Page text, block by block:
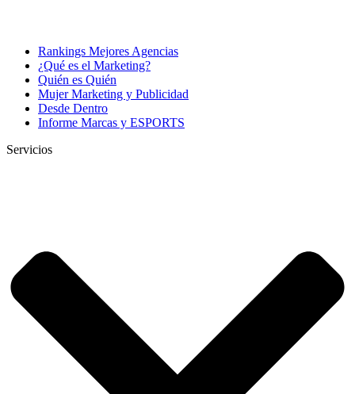
Rankings Mejores Agencias
¿Qué es el Marketing?
Quién es Quién
Mujer Marketing y Publicidad
Desde Dentro
Informe Marcas y ESPORTS
Servicios